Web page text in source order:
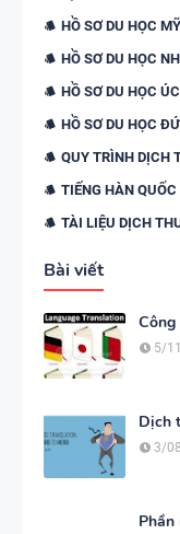
HỒ SƠ DU HỌC MỸ
HỒ SƠ DU HỌC
HỒ SƠ DU HỌC ÚC
HỒ SƠ DU HỌC
QUY TRÌNH DỊCH
TIẾNG HÀN QUỐC
TÀI LIỆU DỊCH
Bài viết
5/
Dịch
3/